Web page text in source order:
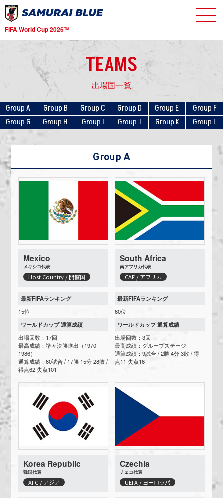
FIFA World Cup 2026TM
TEAMS
出場国一覧
Group A Group B Group C Group D Group E
Group F
Group G
Group H Group I Group J Group K Group L
Group A
Mexico
メキシコ代表
Host Country / 開催国
最新FIFAランキング
15位
ワールドカップ 通算成績
出場回数：17回
最高成績：準々決勝進出（1970
1986）
通算成績：60試合 / 17勝 15分 28敗 /
得点62 失点101
South Africa
南アフリカ代表
CAF / アフリカ
最新FIFAランキング
60位
ワールドカップ 通算成績
出場回数：3回
最高成績：グループステージ
通算成績：9試合 / 2勝 4分 3敗 / 得
点11 失点16
Korea Republic
韓国代表
AFC / アジア
Czechia
チェコ代表
UEFA / ヨーロッパ